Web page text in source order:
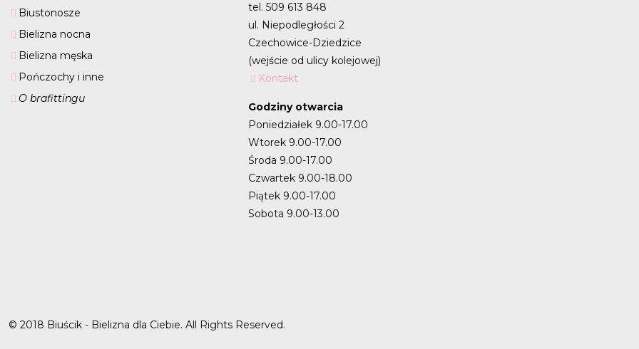
Biustonosze
Bielizna nocna
Bielizna męska
Pończochy i inne
O brafittingu
tel. 509 613 848
ul. Niepodległości 2
Czechowice-Dziedzice
(wejście od ulicy kolejowej)
Kontakt
Godziny otwarcia
Poniedziałek 9.00-17.00
Wtorek 9.00-17.00
Środa 9.00-17.00
Czwartek 9.00-18.00
Piątek 9.00-17.00
Sobota 9.00-13.00
© 2018 Biuścik - Bielizna dla Ciebie. All Rights Reserved.